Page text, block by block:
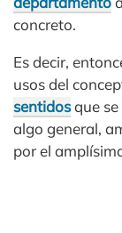
concreto.
Es decir,
usos del
sentidosque se
algo general,
por el